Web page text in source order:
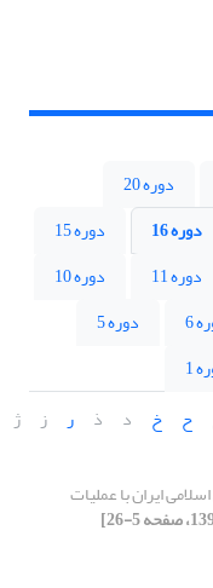
دوره 20
دوره 16
دوره 15
دوره 11
دوره 10
6
دوره 5
1
ح خ د ذ ر ز ژ
ایران با عملیات